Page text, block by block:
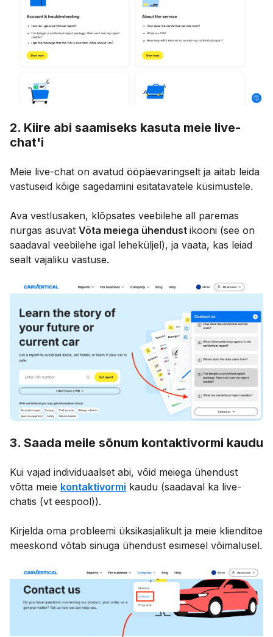
2. Kiire abi saamiseks kasuta meie live-
chat'i
Meie live-chat on avatud ööpäevaringselt ja aitab leida
vastuseid kõige sagedamini esitatavatele küsimustele.
Ava vestlusaken, klõpsates veebilehe all paremas
nurgas asuvat Võta meiega ühendust ikooni (see on
saadaval veebilehe igal leheküljel), ja vaata, kas leiad
sealt vajaliku vastuse.
3. Saada meile sõnum kontaktivormi kaudu
Kui vajad individuaalset abi, võid meiega ühendust
võtta meie kontaktivormi kaudu (saadaval ka live-
chatis (vt eespool)).
Kirjelda oma probleemi üksikasjalikult ja meie klienditoe
meeskond võtab sinuga ühendust esimesel võimalusel.